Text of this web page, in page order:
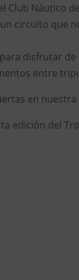
Club Náutico
circuito que
disfrutar
entre
en nuestra
edición del